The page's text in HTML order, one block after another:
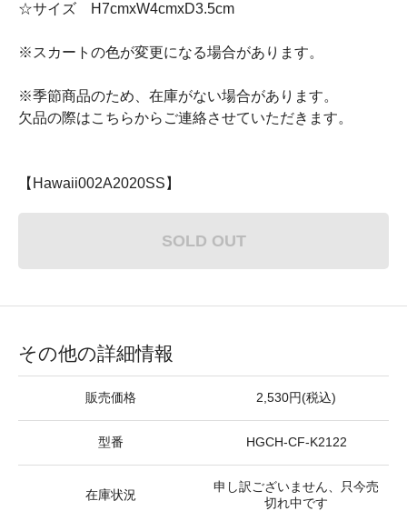
☆サイズ H7cmxW4cmxD3.5cm
※スカートの色が変更になる場合があります。
※季節商品のため、在庫がない場合があります。
欠品の際はこちらからご連絡させていただきます。
【Hawaii002A2020SS】
SOLD OUT
その他の詳細情報
販売価格 2,530円(税込)
型番 HGCH-CF-K2122
在庫状況
申し訳ございません、只今売
切れ中です